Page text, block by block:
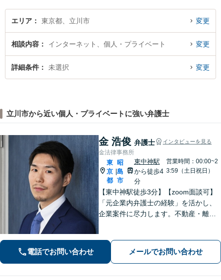
エリア 東京都、立川市 変更
相談内容 インターネット、個人・プライベート 変更
詳細条件 未選択 変更
立川市から近い個人・プライベートに強い弁護士
金 浩俊 弁護士 インタビューを見る
金法律事務所
東
京
都
|
昭
島
市
東中神駅
から徒歩4
分
営業時間：00:00~2
3:59（土日祝日）
【東中神駅徒歩3分】【zoom面談可】
「元企業内弁護士の経験」を活かし、
企業案件に尽力します。不動産・離婚
し問題に真摯に向き合います。【韓国
電話でお問い合わせ メールでお問い合わせ